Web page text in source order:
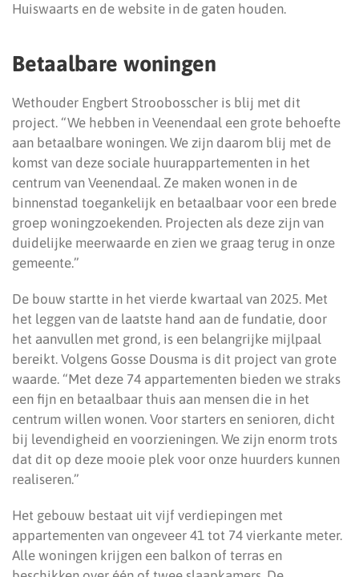
Huiswaarts en de website in de gaten houden.
Betaalbare woningen
Wethouder Engbert Stroobosscher is blij met dit
project. “We hebben in Veenendaal een grote behoefte
aan betaalbare woningen. We zijn daarom blij met de
komst van deze sociale huurappartementen in het
centrum van Veenendaal. Ze maken wonen in de
binnenstad toegankelijk en betaalbaar voor een brede
groep woningzoekenden. Projecten als deze zijn van
duidelijke meerwaarde en zien we graag terug in onze
gemeente.”
De bouw startte in het vierde kwartaal van 2025. Met
het leggen van de laatste hand aan de fundatie, door
het aanvullen met grond, is een belangrijke mijlpaal
bereikt. Volgens Gosse Dousma is dit project van grote
waarde. “Met deze 74 appartementen bieden we straks
een fijn en betaalbaar thuis aan mensen die in het
centrum willen wonen. Voor starters en senioren, dicht
bij levendigheid en voorzieningen. We zijn enorm trots
dat dit op deze mooie plek voor onze huurders kunnen
realiseren.”
Het gebouw bestaat uit vijf verdiepingen met
appartementen van ongeveer 41 tot 74 vierkante meter.
Alle woningen krijgen een balkon of terras en